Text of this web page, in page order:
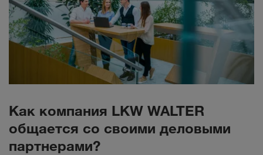
Как компания LKW WALTER
общается со своими деловыми
партнерами?